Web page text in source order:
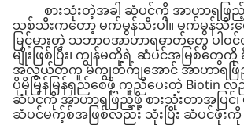
စားသုံးတဲ့အခါ ဆံပင်ကို အာဟာရဖြ
သစ်သီးကတော့ မက်မွန်သီးပါ။ မက်မွန်သီ
မြင့်မားတဲ့ သဘာဝအာဟာရဓာတ်တွေ ပါ
မျိုးဖြစ်ပြီး၊ ကျွန်မတို့ရဲ့ ဆံပင်အမြစ်တွေကို
အလွယ်တကူ မကျွတ်ကျအောင် အာဟာရဖြ
ပိုမိုမြန်မြန်ရှည်စေဖို့ ကူညီပေးတဲ့ Biotin လ
ဆံပင်ကို အာဟာရဖြည့်ဖို့ စားသုံးတာအပြင်
ဆံပင်မက့်စ်အဖြစ်လည်း သုံးပြီး ဆံပင်ဖုံးကို